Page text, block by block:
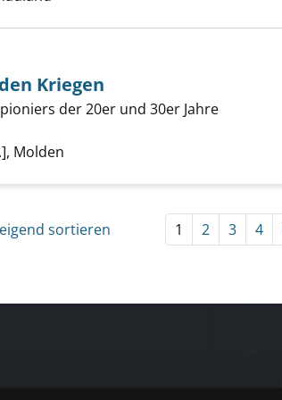
den Kriegen anzeigen
Kriegen
der 20er und 30er Jahre
Molden
sortieren 1 2 3 4